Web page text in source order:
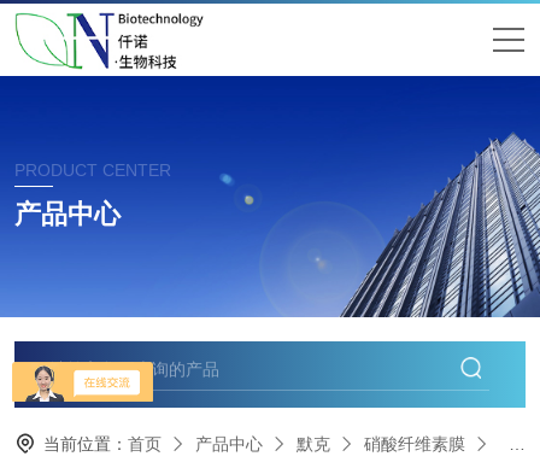
PRODUCT CENTER
产品中心
当前位置： 首页 产品中心 默克 硝酸纤维素膜